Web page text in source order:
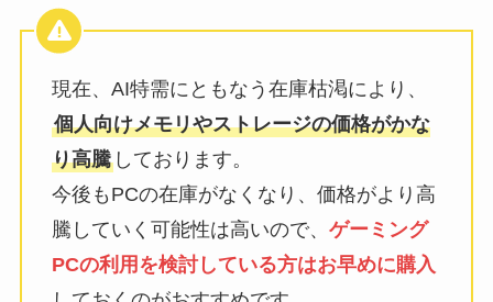
現在、AI特需にともなう在庫枯渇により、
個人向けメモリやストレージの価格がかな
り高騰しております。
今後もPCの在庫がなくなり、価格がより高
騰していく可能性は高いので、 ゲーミング
PCの利用を検討している方はお早めに購入